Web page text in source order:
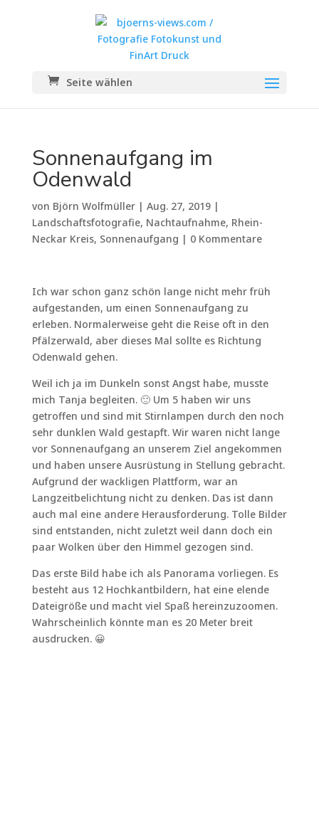
Seite wählen
Sonnenaufgang im
Odenwald
von Björn Wolfmüller| Aug. 27, 2019|
Landschaftsfotografie, Nachtaufnahme, Rhein-
Neckar Kreis, Sonnenaufgang | 0 Kommentare
Ich war schon ganz schön lange nicht mehr früh
aufgestanden, um einen Sonnenaufgang zu
erleben. Normalerweise geht die Reise oft in den
Pfälzerwald, aber dieses Mal sollte es Richtung
Odenwald gehen.
Weil ich ja im Dunkeln sonst Angst habe, musste
mich Tanja begleiten. 🙂 Um 5 haben wir uns
getroffen und sind mit Stirnlampen durch den noch
sehr dunklen Wald gestapft. Wir waren nicht lange
vor Sonnenaufgang an unserem Ziel angekommen
und haben unsere Ausrüstung in Stellung gebracht.
Aufgrund der wackligen Plattform, war an
Langzeitbelichtung nicht zu denken. Das ist dann
auch mal eine andere Herausforderung. Tolle Bilder
sind entstanden, nicht zuletzt weil dann doch ein
paar Wolken über den Himmel gezogen sind.
Das erste Bild habe ich als Panorama vorliegen. Es
besteht aus 12 Hochkantbildern, hat eine elende
Dateigröße und macht viel Spaß hereinzuzoomen.
Wahrscheinlich könnte man es 20 Meter breit
ausdrucken. 😀